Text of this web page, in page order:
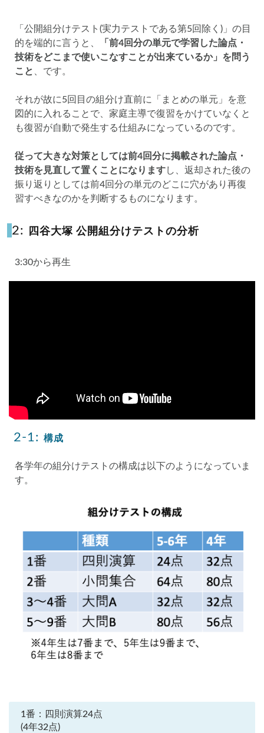
「公開組分けテスト(実力テストである第5回除く)」の目
的を端的に言うと、
「前4回分の単元で学習した論点・
技術をどこまで使いこなすことが出来ているか」を問う
こと 、です。
それが故に5回目の組分け直前に「まとめの単元」を意
図的に入れることで、家庭主導で復習をかけていなくと
も復習が自動で発生する仕組みになっているのです。
従って大きな対策としては前4回分に掲載された論点・
技術を見直して置くことになりますし、返却された後の
振り返りとしては前4回分の単元のどこに穴があり再復
習すべきなのかを判断するものになります。
2: 四谷大塚 公開組分けテストの分析
3:30から再生
2-1: 構成
各学年の組分けテストの構成は以下のようになっていま
す。
1番：四則演算24点
(4年32点)